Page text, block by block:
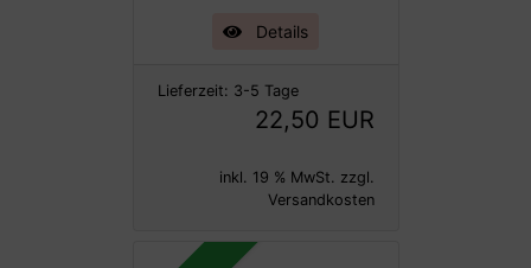
Details
Lieferzeit: 3-5 Tage
22,50 EUR
inkl. 19 % MwSt. zzgl.
Versandkosten